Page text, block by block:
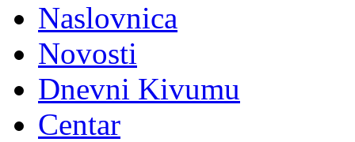
Naslovnica
Novosti
Dnevni Kivumu
Centar